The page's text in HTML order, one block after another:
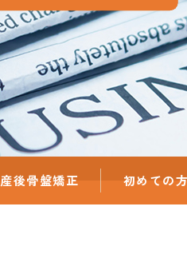
産後骨盤矯正 初めての